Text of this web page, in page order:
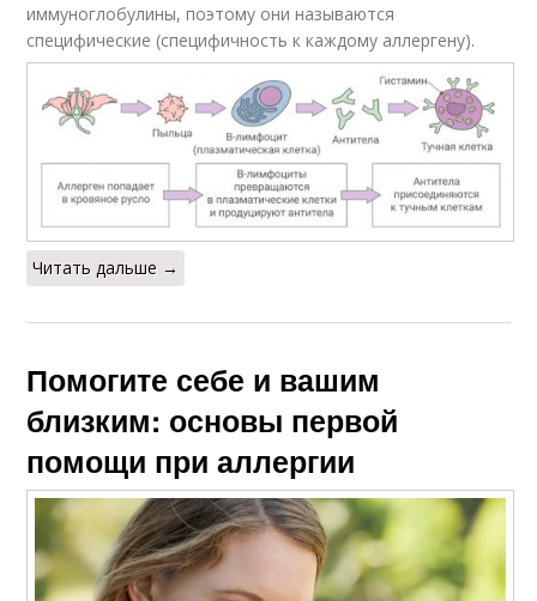
иммуноглобулины, поэтому они называются
специфические (специфичность к каждому аллергену).
Читать дальше →
Помогите себе и вашим
близким: основы первой
помощи при аллергии